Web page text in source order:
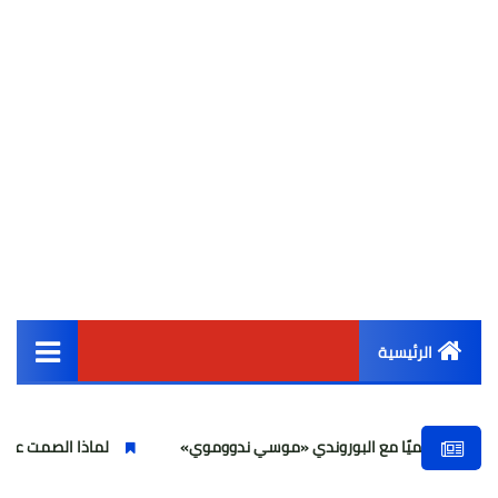
الرئيسية
أخبار مصر
مع البوروندي «موسي ندووموي» لماذا الصمت على هؤلاء بلوجر